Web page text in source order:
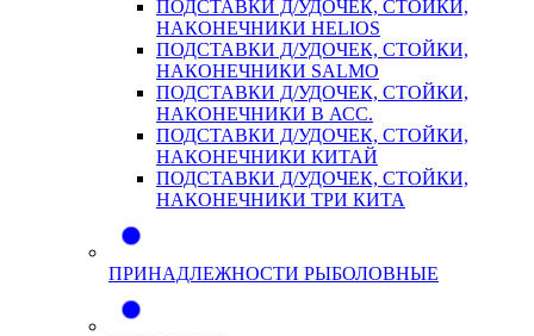
ПОДСТАВКИ Д/УДОЧЕК, СТОЙКИ,
НАКОНЕЧНИКИ HELIOS
ПОДСТАВКИ Д/УДОЧЕК, СТОЙКИ,
НАКОНЕЧНИКИ SALMO
ПОДСТАВКИ Д/УДОЧЕК, СТОЙКИ,
НАКОНЕЧНИКИ В АСС.
ПОДСТАВКИ Д/УДОЧЕК, СТОЙКИ,
НАКОНЕЧНИКИ КИТАЙ
ПОДСТАВКИ Д/УДОЧЕК, СТОЙКИ,
НАКОНЕЧНИКИ ТРИ КИТА
ПРИНАДЛЕЖНОСТИ РЫБОЛОВНЫЕ